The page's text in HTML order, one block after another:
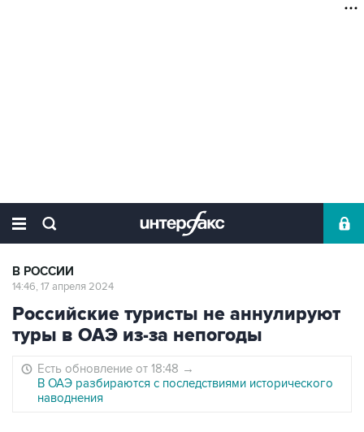
В РОССИИ
14:46, 17 апреля 2024
Российские туристы не аннулируют
туры в ОАЭ из-за непогоды
Есть обновление от 18:48 →
В ОАЭ разбираются с последствиями исторического
наводнения